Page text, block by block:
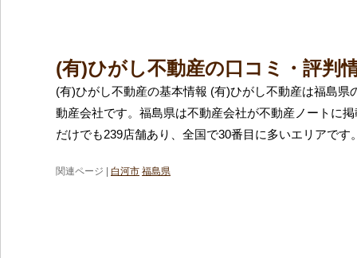
(有)ひがし不動産の口コミ・評判
(有)ひがし不動産の基本情報 (有)ひがし不動産は福島県
動産会社です。福島県は不動産会社が不動産ノートに
だけでも239店舗あり、全国で30番目に多いエリアです
関連ページ | 白河市 福島県